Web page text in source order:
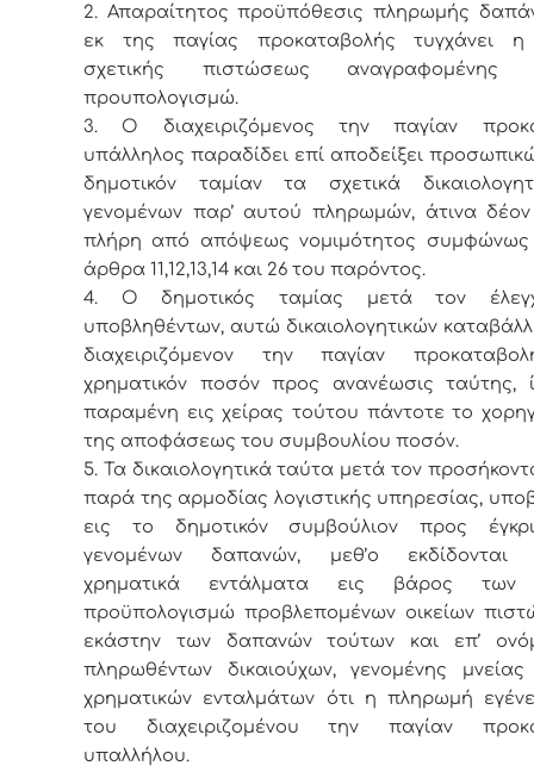
2. Απαραίτητος προϋπόθεσις πληρωμής
εκ της παγίας προκαταβολής τυγχάνει η
σχετικής πιστώσεως
προυπολογισμώ.
3. Ο διαχειριζόμενος την παγίαν
υπάλληλος παραδίδει επί αποδείξει
δημοτικόν ταμίαν τα σχετικά
γενομένων παρ’ αυτού πληρωμών, άτινα δέον
πλήρη από απόψεως νομιμότητος
άρθρα 11,12,13,14 και 26 του παρόντος.
4. Ο δημοτικός ταμίας μετά τον
υποβληθέντων, αυτώ δικαιολογητικών
διαχειριζόμενον την παγίαν
χρηματικόν ποσόν προς ανανέωσις ταύτης,
παραμένη εις χείρας τούτου πάντοτε το
της αποφάσεως του συμβουλίου ποσόν.
5. Τα δικαιολογητικά ταύτα μετά τον
παρά της αρμοδίας λογιστικής υπηρεσίας,
εις το δημοτικόν συμβούλιον προς
γενομένων δαπανών, μεθ’ο εκδίδονται
χρηματικά εντάλματα εις βάρος
προϋπολογισμώ προβλεπομένων οικείων
εκάστην των δαπανών τούτων και επ’
πληρωθέντων δικαιούχων, γενομένης
χρηματικών ενταλμάτων ότι η πληρωμή
του διαχειριζομένου την παγίαν
υπαλλήλου.